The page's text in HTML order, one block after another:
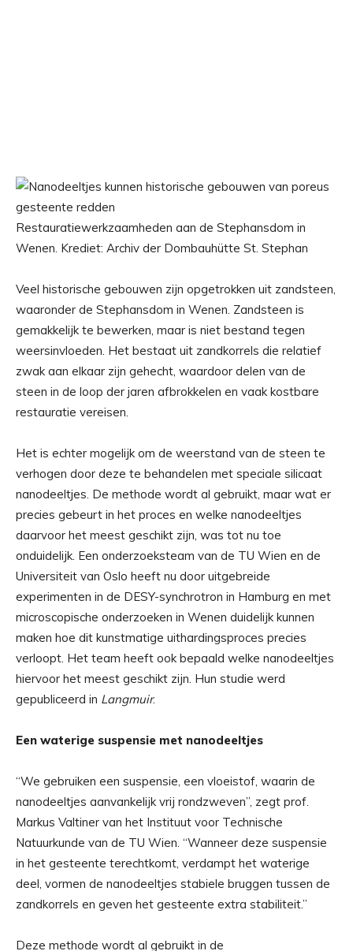
Restauratiewerkzaamheden aan de Stephansdom in
Wenen. Krediet: Archiv der Dombauhütte St. Stephan
Veel historische gebouwen zijn opgetrokken uit zandsteen,
waaronder de Stephansdom in Wenen. Zandsteen is
gemakkelijk te bewerken, maar is niet bestand tegen
weersinvloeden. Het bestaat uit zandkorrels die relatief
zwak aan elkaar zijn gehecht, waardoor delen van de
steen in de loop der jaren afbrokkelen en vaak kostbare
restauratie vereisen.
Het is echter mogelijk om de weerstand van de steen te
verhogen door deze te behandelen met speciale silicaat
nanodeeltjes. De methode wordt al gebruikt, maar wat er
precies gebeurt in het proces en welke nanodeeltjes
daarvoor het meest geschikt zijn, was tot nu toe
onduidelijk. Een onderzoeksteam van de TU Wien en de
Universiteit van Oslo heeft nu door uitgebreide
experimenten in de DESY-synchrotron in Hamburg en met
microscopische onderzoeken in Wenen duidelijk kunnen
maken hoe dit kunstmatige uithardingsproces precies
verloopt. Het team heeft ook bepaald welke nanodeeltjes
hiervoor het meest geschikt zijn. Hun studie werd
gepubliceerd in Langmuir.
Een waterige suspensie met nanodeeltjes
“We gebruiken een suspensie, een vloeistof, waarin de
nanodeeltjes aanvankelijk vrij rondzweven”, zegt prof.
Markus Valtiner van het Instituut voor Technische
Natuurkunde van de TU Wien. “Wanneer deze suspensie
in het gesteente terechtkomt, verdampt het waterige
deel, vormen de nanodeeltjes stabiele bruggen tussen de
zandkorrels en geven het gesteente extra stabiliteit.”
Deze methode wordt al gebruikt in de